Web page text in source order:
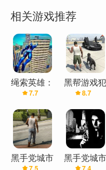
相关游戏推荐
绳索英雄：
黑手党城市
战争
7.7
黑帮游戏犯
罪黑手党城
市
8.7
黑手党城市
7.5
黑手党城市
7.4